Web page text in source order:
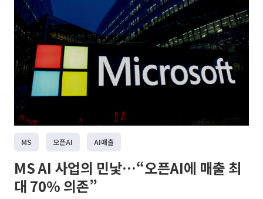
MS 오픈AI AI매출
MS AI 사업의 민낯…“오픈AI에 매출 최
대 70% 의존”